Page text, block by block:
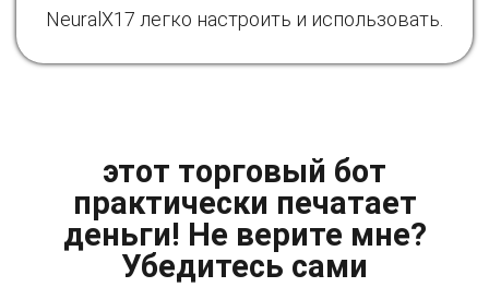
NeuralX17 легко настроить и использовать.
этот торговый бот
практически печатает
деньги! Не верите мне?
Убедитесь сами